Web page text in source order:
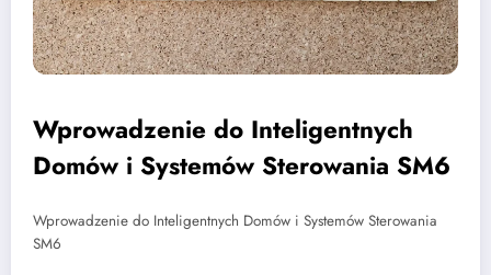
Wprowadzenie do Inteligentnych
Domów i Systemów Sterowania SM6
Wprowadzenie do Inteligentnych Domów i Systemów Sterowania
SM6